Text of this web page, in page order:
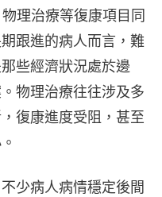
理治療等復康項目同
跟進的病人而言，難
些經濟狀況處於邊
物理治療往往涉及多
復康進度受阻，甚至
少病人病情穩定後間